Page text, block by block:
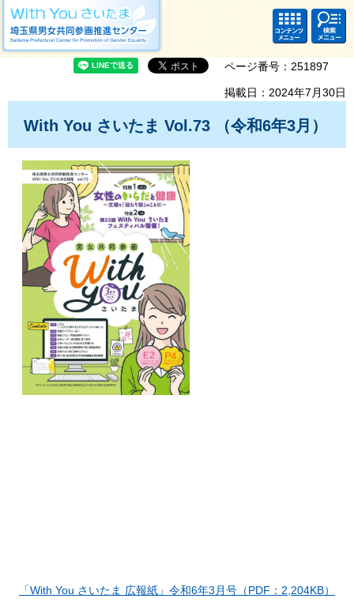
Center for Promotion of Gender Equality
コンテ
ンツメ
ニュー
検索・
共通メ
ニュー
ページ番号：251897
掲載日：2024年7月30日
With You さいたま Vol.73 （令和6年3月）
「With You さいたま 広報紙」令和6年3月号（PDF：2,204KB）